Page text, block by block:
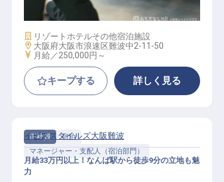
施設業態
リゾートホテルその他宿泊施設
勤務地
大阪府大阪市浪速区難波中2-11-50
給与
月給／250,000円～
キープする 詳しく見る
正社員
宿泊
マネージャー・支配人（宿泊部門）
イビススタイルズ大阪難波
月給33万円以上！なんば駅から徒歩9分の立地も魅
力